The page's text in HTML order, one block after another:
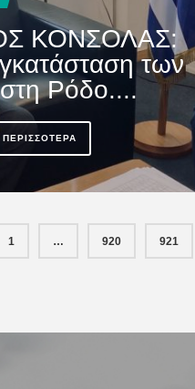
ΚΟΝΣΟΛΑΣ:
των
Ρόδο....
ΠΕΡΙΣΣΌΤΕΡΑ
1 … 920 921